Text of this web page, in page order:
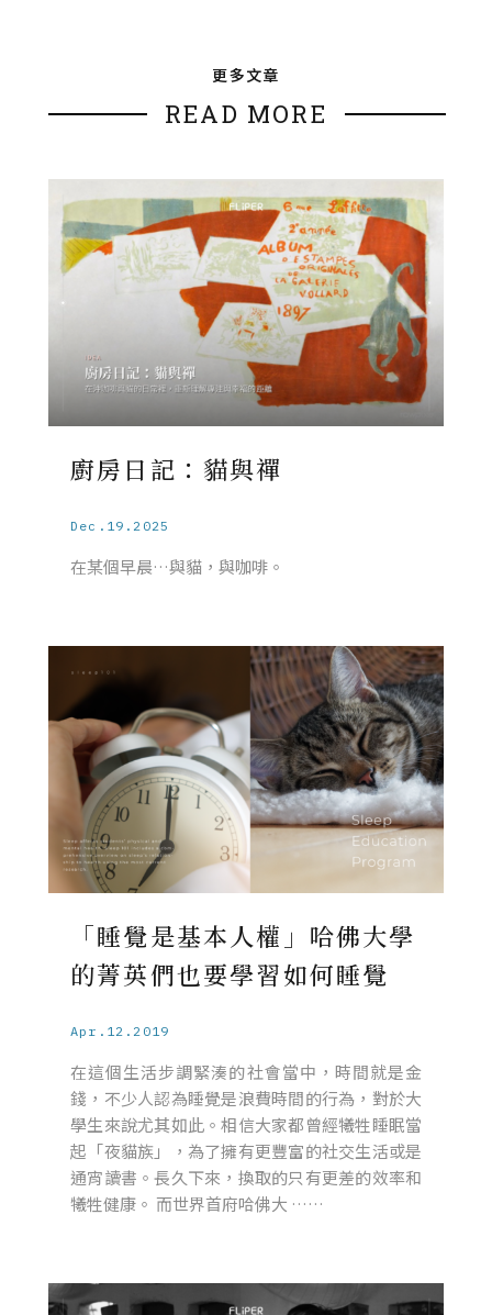
更多文章
READ MORE
廚房日記：貓與禪
Dec.19.2025
在某個早晨…與貓，與咖啡。
「睡覺是基本人權」哈佛大學
的菁英們也要學習如何睡覺
Apr.12.2019
在這個生活步調緊湊的社會當中，時間就是金
錢，不少人認為睡覺是浪費時間的行為，對於大
學生來說尤其如此。相信大家都曾經犧牲睡眠當
起「夜貓族」，為了擁有更豐富的社交生活或是
通宵讀書。長久下來，換取的只有更差的效率和
犧牲健康。 而世界首府哈佛大 ……